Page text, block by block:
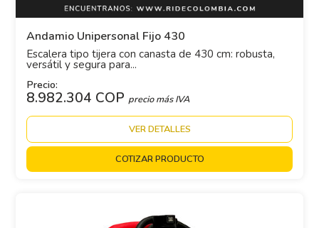
Andamio Unipersonal Fijo 430
Escalera tipo tijera con canasta de 430 cm: robusta,
versátil y segura para...
Precio:
8.982.304 COPprecio más IVA
VER DETALLES
COTIZAR PRODUCTO